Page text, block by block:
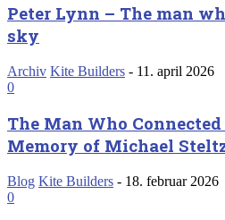
Peter Lynn – The man
sky
Archiv Kite Builders - 11. april 2026
0
The Man Who
Memory of Michael
Blog Kite Builders - 18. februar 2026
0